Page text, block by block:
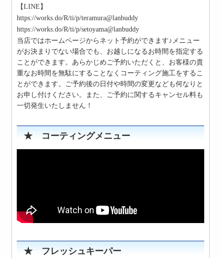
【LINE】
https://works.do/R/ti/p/teramura@lanbuddy
https://works.do/R/ti/p/setoyama@lanbuddy
当店ではホームページからネット予約ができます♪メニュー
がお決まりでない場合でも、お越しになるお時間を指定する
ことができます。あらかじめご予約いただくと、お客様の貴
重なお時間を無駄にすることなくコーティング施工をするこ
とができます。ご予約後の日付や時間の変更なども何なりと
お申し付けください。また、ご予約に関するキャンセル料も
一切発生いたしません！
★ コーティングメニュー
★ フレッシュキーパー